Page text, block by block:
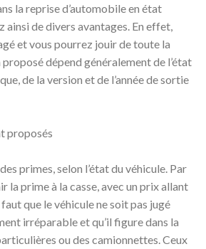
la reprise d’automobile en état
ainsi de divers avantages. En effet,
et vous pourrez jouir de toute la
dépend généralement de l’état
de la version et de l’année de sortie
proposés
primes, selon l’état du véhicule. Par
la prime à la casse, avec un prix allant
faut que le véhicule ne soit pas jugé
irréparable et qu’il figure dans la
ou des camionnettes. Ceux